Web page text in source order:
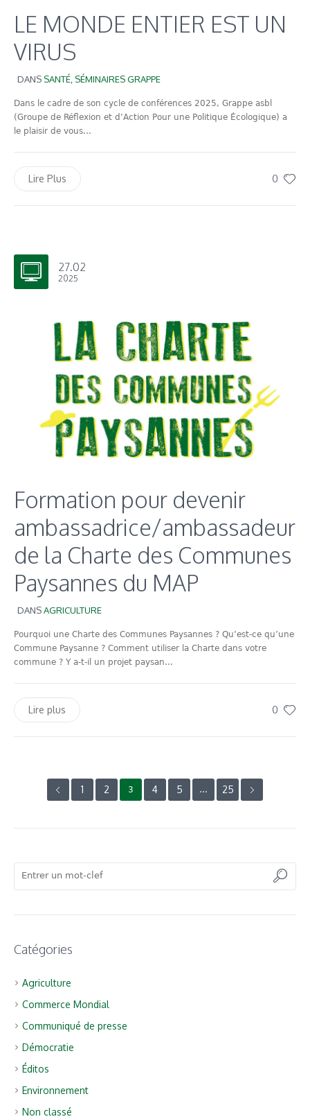
LE MONDE ENTIER EST UN
VIRUS
DANS SANTÉ, SÉMINAIRES GRAPPE
Dans le cadre de son cycle de conférences 2025, Grappe asbl
(Groupe de Réflexion et d’Action Pour une Politique Écologique) a
le plaisir de vous...
0
Lire Plus
27.02
2025
Formation pour devenir
ambassadrice/ambassadeur
de la Charte des Communes
Paysannes du MAP
DANSAGRICULTURE
Pourquoi une Charte des Communes Paysannes ? Qu’est-ce qu’une
Commune Paysanne ? Comment utiliser la Charte dans votre
commune ? Y a-t-il un projet paysan...
0
Lire plus
1 2 3 4 5 … 25
Catégories
Agriculture
Commerce Mondial
Communiqué de presse
Démocratie
Éditos
Environnement
Non classé